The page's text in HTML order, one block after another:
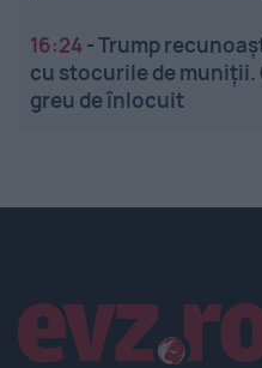
16:24-Trump
cu stocurile de muniții.
greu de înlocuit
Linkuri utile